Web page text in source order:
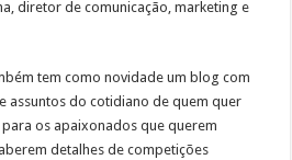
diretor de comunicação, marketing e
tem como novidade um blog com
assuntos do cotidiano de quem quer
os apaixonados que querem
detalhes de competições